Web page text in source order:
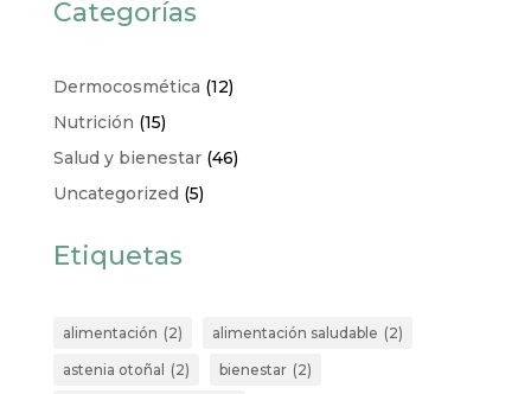
Categorías
Dermocosmética (12)
Nutrición (15)
Salud y bienestar(46)
Uncategorized (5)
Etiquetas
alimentación (2) alimentación saludable (2)
astenia otoñal (2) bienestar (2)